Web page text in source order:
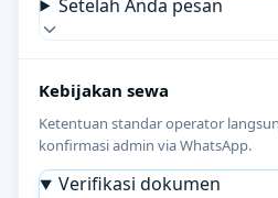
Setelah Anda pesan
Kebijakan sewa
Ketentuan standar operator
konfirmasi admin via WhatsApp.
Verifikasi dokumen